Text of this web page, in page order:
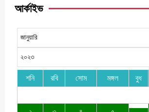
আর্কাইভ
শনি রবি সোম মঙ্গল বুধ